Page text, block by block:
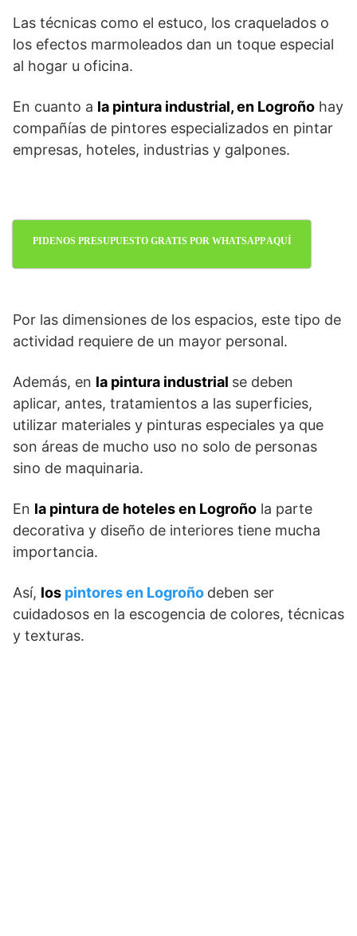
Las técnicas como el estuco, los craquelados o
los efectos marmoleados dan un toque especial
al hogar u oficina.
En cuanto a la pintura industrial, en Logroño hay
compañías de pintores especializados en pintar
empresas, hoteles, industrias y galpones.
PIDENOS PRESUPUESTO GRATIS POR WHATSAPP AQUÍ
Por las dimensiones de los espacios, este tipo de
actividad requiere de un mayor personal.
Además, en la pintura industrial se deben
aplicar, antes, tratamientos a las superficies,
utilizar materiales y pinturas especiales ya que
son áreas de mucho uso no solo de personas
sino de maquinaria.
En la pintura de hoteles en Logroño la parte
decorativa y diseño de interiores tiene mucha
importancia.
Así, los pintores en Logroño deben ser
cuidadosos en la escogencia de colores, técnicas
y texturas.